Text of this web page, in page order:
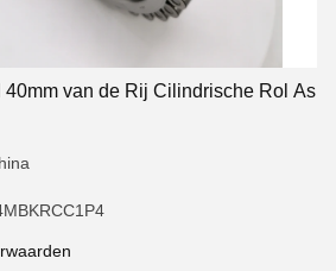
40mm van de Rij Cilindrische Rol As